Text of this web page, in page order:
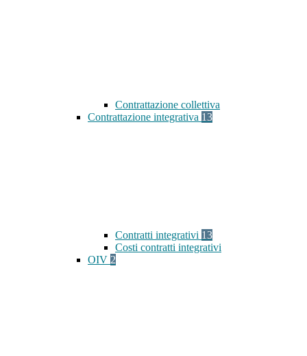
Contrattazione collettiva
Contrattazione integrativa 13
Contratti integrativi 13
Costi contratti integrativi
OIV 2